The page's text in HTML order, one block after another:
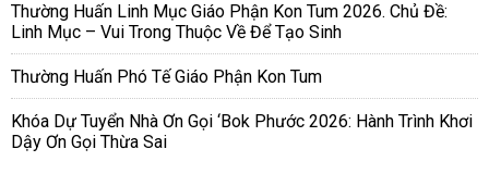
Thường Huấn Linh Mục Giáo Phận Kon Tum 2026. Chủ Đề:
Linh Mục – Vui Trong Thuộc Về Để Tạo Sinh
Thường Huấn Phó Tế Giáo Phận Kon Tum
Khóa Dự Tuyển Nhà Ơn Gọi ‘Bok Phước 2026: Hành Trình Khơi
Dậy Ơn Gọi Thừa Sai